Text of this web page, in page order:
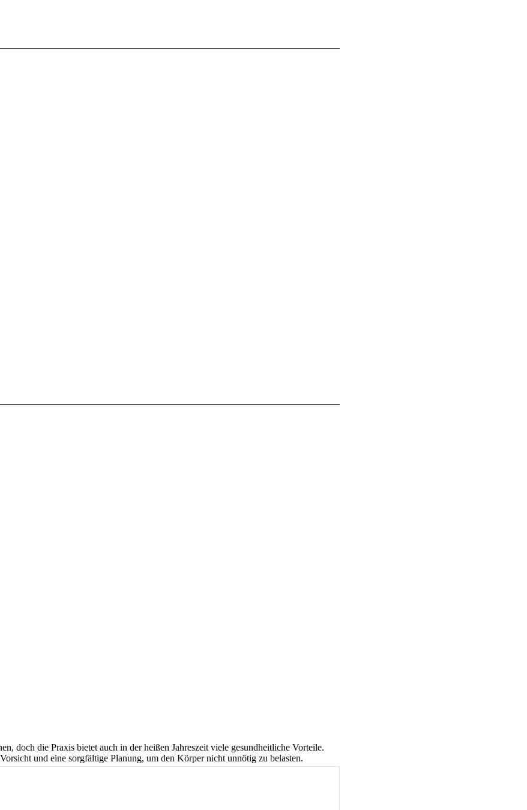
doch die Praxis bietet auch in der heißen Jahreszeit viele gesundheitliche Vorteile.
und eine sorgfältige Planung, um den Körper nicht unnötig zu belasten.